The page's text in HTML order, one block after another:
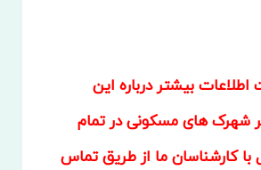
بیشتر درباره این
شهرک های مسکونی در تمام
با کارشناسان ما از طریق تماس